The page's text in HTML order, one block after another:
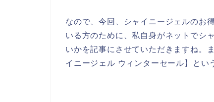
なので、今回、シャイニージェルのお
いる方のために、私自身がネットでシ
いかを記事にさせていただきますね。
イニージェル ウィンターセール】とい